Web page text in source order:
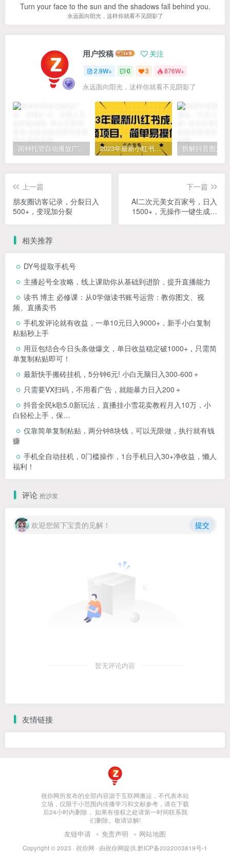
Turn your face to the sun and the shadows fall behind you.
永远面向阳光，这样你就看不见阴影了
用户投稿 关注
2.9W+ 0 3 876W+
永远面向阳光，这样你就看不见阴影了
闹钟托管自动播放广告，单机5-10，无需人工操作 2023年最新小红书成人电商项目，简单易操作【详细教程】
上一篇
朋友圈访客记录，分裂日入
500+，变现加分裂
下一篇
AI二次元美女百家号，日入
1500+，无操作一键生成视
相关推荐
DY号提取手机号
主播起号全攻略，线上课助你从基础到进阶，提升直播能力
读书 博主 必修课：从0学做读书账号运营：教你图文、视
频、直播卖书
手机发评论就有收益，一单10元日入9000+，新手小白复制
粘贴秒上手
用豆包结合今日头条做爆文，单日收益稳定破1000+，只需简
单复制粘贴即可！
最新快手搬砖挂机，5分钟6元! 小白无脑日入300-600＋
只需要VX扫码，不用看广告，就能暴力日入200＋
抖音全民k歌5.0新玩法，直播挂小雪花卖教程月入10万，小
白轻松上手，保…
仅靠简单复制粘贴，两分钟8块钱，可以无限做，执行就有钱
赚
手机全自动挂机，0门槛操作，1台手机日入30+净收益，懒人
福利！
评论 抢沙发
欢迎您留下宝贵的见解！ 提交
暂无评论内容
友情链接
祝你网所发布的全部内容源于互联网搬运，不代表本站
立场，仅限于小范围内传播学习和文献参考，请在下载
后24小时内删除， 如果有侵权之处请第一时间联系我
们删除。敬请谅解!
友链申请 免责声明 网站地图
Copyright © 2023 · 祝你网 · 由祝你网提供.黔ICP备2022003819号-1